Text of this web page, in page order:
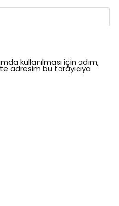
kullanılması için adım,
adresim bu tarayıcıya